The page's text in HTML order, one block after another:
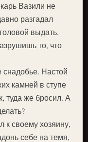
Вазили не
разгадал
выдать.
то, что
снадобье. Настой
камней в ступе
туда же бросил. А
своему хозяину,
себе на темя,